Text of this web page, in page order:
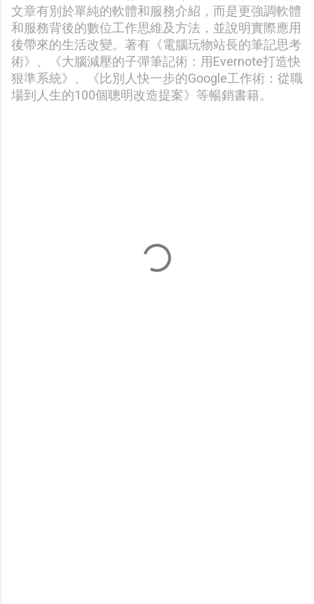
文章有別於單純的軟體和服務介紹，而是更強調軟體
和服務背後的數位工作思維及方法，並說明實際應用
後帶來的生活改變。著有《電腦玩物站長的筆記思考
術》、《大腦減壓的子彈筆記術：用Evernote打造快
狠準系統》、《比別人快一步的Google工作術：從職
場到人生的100個聰明改造提案》等暢銷書籍。